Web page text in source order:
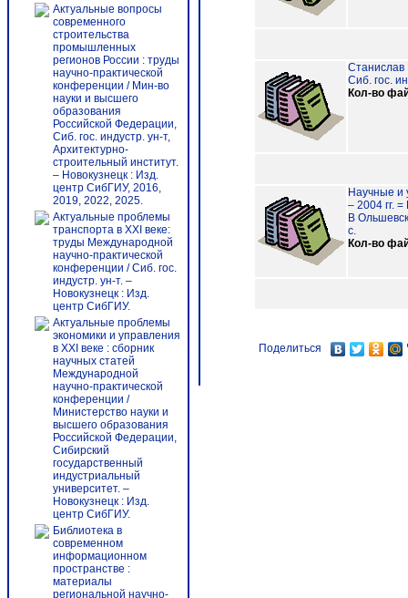
Актуальные вопросы
современного
строительства
промышленных
регионов России : труды
научно-практической
конференции / Мин-во
науки и высшего
образования
Российской Федерации,
Сиб. гос. индустр. ун-т,
Архитектурно-
строительный институт.
– Новокузнецк : Изд.
центр СибГИУ, 2016,
2019, 2022, 2025.
Актуальные проблемы
транспорта в XXI веке:
труды Международной
научно-практической
конференции / Сиб. гос.
индустр. ун-т. –
Новокузнецк : Изд.
центр СибГИУ.
Актуальные проблемы
экономики и управления
в XXI веке : сборник
научных статей
Международной
научно-практической
конференции /
Министерство науки и
высшего образования
Российской Федерации,
Сибирский
государственный
индустриальный
университет. –
Новокузнецк : Изд.
центр СибГИУ.
Библиотека в
современном
информационном
пространстве :
материалы
региональной научно-
Станислав
Сиб. гос.
Кол-во
Научные и
– 2004 гг.
В
с.
Кол-во
Поделиться